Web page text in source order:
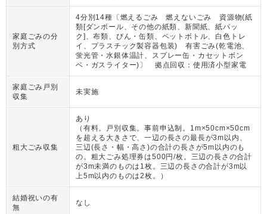
家庭ごみの分
別方式
4分別14種〔燃えるごみ 燃えないごみ 資源物(紙
類[ダンボール、その他の紙類、新聞紙、紙パッ
ク]、布類、びん・缶類、ペットボトル、白色トレ
イ、プラスチック製容器包装) 有害ごみ(乾電池、
蛍光管・水銀体温計、スプレー缶・カセットボン
ベ・ガスライター)〕 拠点回収：使用済小型家電
家庭ごみ戸別
収集
未実施
粗大ごみ収集
あり
（ 有料。戸別収集。事前申込制。1m×50cm×50cm
を超える大きさで、一辺の長さの最長が3m以内、
三辺(長さ・幅・高さ)の合計の長さが5m以内のも
の。粗大ごみ処理券は500円/枚。三辺の長さの合計
が3m未満のものは1枚。三辺の長さの合計が3m以
上5m以内のものは2枚。
）
結婚祝いの有
無
なし